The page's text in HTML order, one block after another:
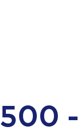
500 -